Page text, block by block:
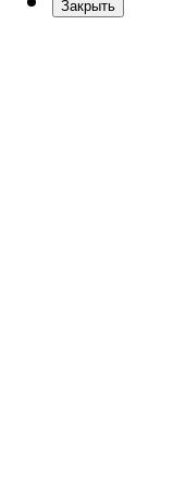
Закрыть